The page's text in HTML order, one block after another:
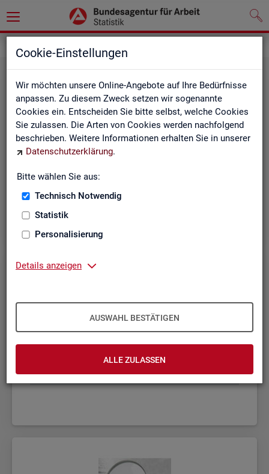
Cookie-Einstellungen
Wir möchten unsere Online-Angebote auf Ihre Bedürfnisse
anpassen. Zu diesem Zweck setzen wir sogenannte
Cookies ein. Entscheiden Sie bitte selbst, welche Cookies
Sie zulassen. Die Arten von Cookies werden nachfolgend
beschrieben. Weitere Informationen erhalten Sie in unserer
Datenschutzerklärung.
Bitte wählen Sie aus:
Technisch Notwendig
Statistik
Personalisierung
Details anzeigen
AUSWAHL BESTÄTIGEN
ALLE ZULASSEN
Rund­schau Ar­beits­markt
Fach­sta­tis­ti­ken